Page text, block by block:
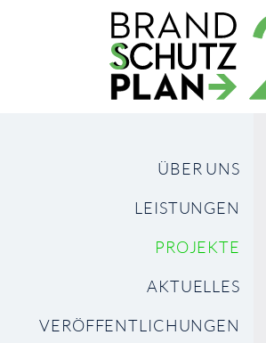
ÜBER UNS
LEISTUNGEN
PROJEKTE
AKTUELLES
VERÖFFENTLICHUNGEN